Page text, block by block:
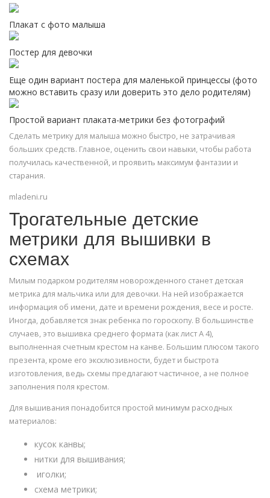
Плакат с фото малыша
Постер для девочки
Еще один вариант постера для маленькой принцессы (фото
можно вставить сразу или доверить это дело родителям)
Простой вариант плаката-метрики без фотографий
Сделать метрику для малыша можно быстро, не затрачивая
больших средств. Главное, оценить свои навыки, чтобы работа
получилась качественной, и проявить максимум фантазии и
старания.
mladeni.ru
Трогательные детские
метрики для вышивки в
схемах
Милым подарком родителям новорожденного станет детская
метрика для мальчика или для девочки. На ней изображается
информация об имени, дате и времени рождения, весе и росте.
Иногда, добавляется знак ребенка по гороскопу. В большинстве
случаев, это вышивка среднего формата (как лист А 4),
выполненная счетным крестом на канве. Большим плюсом такого
презента, кроме его эксклюзивности, будет и быстрота
изготовления, ведь схемы предлагают частичное, а не полное
заполнения поля крестом.
Для вышивания понадобится простой минимум расходных
материалов:
кусок канвы;
нитки для вышивания;
иголки;
схема метрики;